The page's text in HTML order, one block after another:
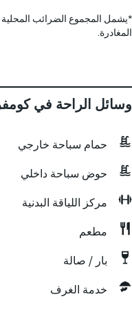
*يشمل المجموع الضرائب
المغادرة.
وسائل الراحة في
حمام سباحة خارجي
حوض سباحة داخلي
مركز اللياقة البدنية
مطعم
بار / صالة
خدمة الغرف